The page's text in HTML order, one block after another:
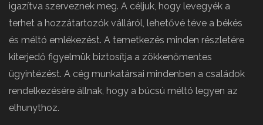
igazítva szerveznek meg. A céljuk, hogy levegyék a
terhet a hozzátartozók válláról, lehetővé téve a békés
és méltó emlékezést. A temetkezés minden részletére
kiterjedő figyelmük biztosítja a zökkenőmentes
ügyintézést. A cég munkatársai mindenben a családok
rendelkezésére állnak, hogy a búcsú méltó legyen az
elhunythoz.